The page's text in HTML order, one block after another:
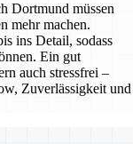
Dortmund müssen
mehr machen.
ins Detail, sodass
Ein gut
auch stressfrei –
Zuverlässigkeit und